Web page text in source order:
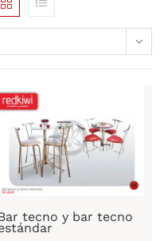
tecno y bar tecno